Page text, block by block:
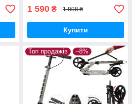
1 590 ₴ 1 808 ₴
Купити
Топ продажів –8%